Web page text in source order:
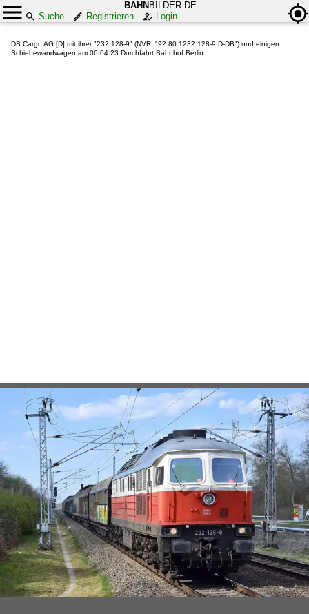
BAHN BILDER.DE
Suche
Registrieren Login
DB Cargo AG [D] mit ihrer "232 128-9" (NVR: "92 80 1232 128-9 D-DB") und einigen
Schiebewandwagen am 06.04.23 Durchfahrt Bahnhof Berlin ...